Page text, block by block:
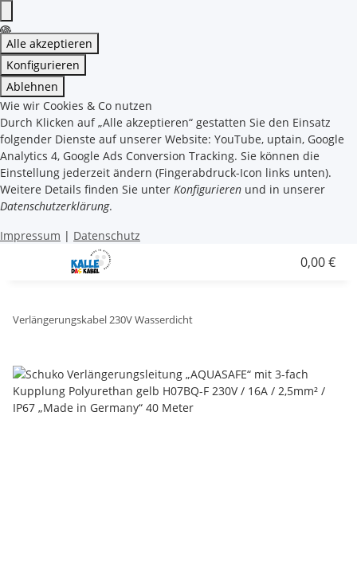
Alle akzeptieren
Konfigurieren
Ablehnen
Wie wir Cookies & Co nutzen
Durch Klicken auf „Alle akzeptieren“ gestatten Sie den Einsatz
folgender Dienste auf unserer Website: YouTube, uptain, Google
Analytics 4, Google Ads Conversion Tracking. Sie können die
Einstellung jederzeit ändern (Fingerabdruck-Icon links unten).
Weitere Details finden Sie unter Konfigurieren und in unserer
Datenschutzerklärung.
Impressum | Datenschutz
0,00 €
Verlängerungskabel 230V Wasserdicht